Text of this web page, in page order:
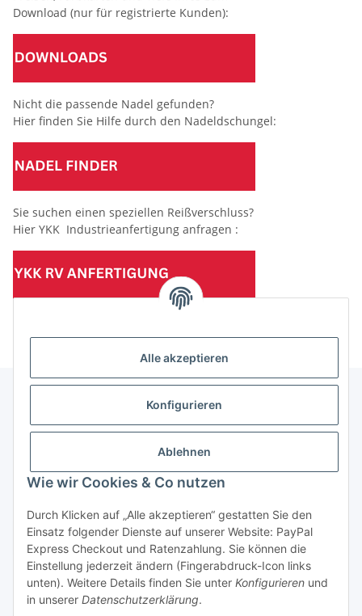
Alle akzeptieren
Konfigurieren
Ablehnen
Wie wir Cookies & Co nutzen
Durch Klicken auf „Alle akzeptieren“ gestatten Sie den
Einsatz folgender Dienste auf unserer Website: PayPal
Express Checkout und Ratenzahlung. Sie können die
Einstellung jederzeit ändern (Fingerabdruck-Icon links
unten). Weitere Details finden Sie unter Konfigurieren und
in unserer Datenschutzerklärung.
Download (nur für registrierte Kunden):
Nicht die passende Nadel gefunden?
Hier finden Sie Hilfe durch den Nadeldschungel:
Sie suchen einen speziellen Reißverschluss?
Hier YKK Industrieanfertigung anfragen :
(Mindesttabnahmemenge 10 Stück je Länge und Farbe)
Informationen
Gesetzliche Informationen
Vertrag widerrufen